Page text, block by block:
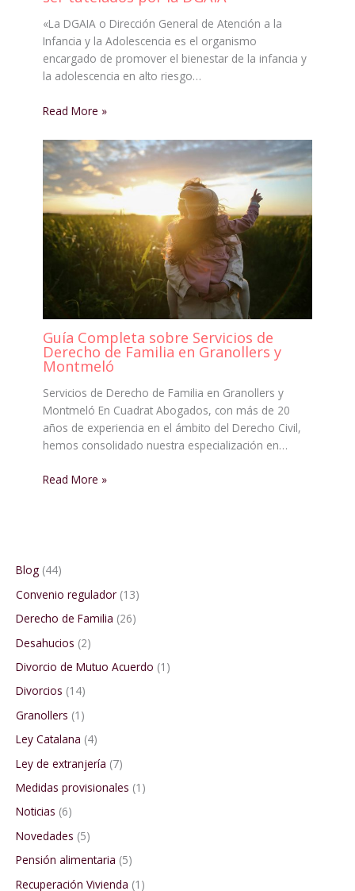
«La DGAIA o Dirección General de Atención a la
Infancia y la Adolescencia es el organismo
encargado de promover el bienestar de la infancia y
la adolescencia en alto riesgo…
Read More »
Guía Completa sobre Servicios de
Derecho de Familia en Granollers y
Montmeló
Servicios de Derecho de Familia en Granollers y
Montmeló En Cuadrat Abogados, con más de 20
años de experiencia en el ámbito del Derecho Civil,
hemos consolidado nuestra especialización en…
Read More »
Blog (44)
Convenio regulador (13)
Derecho de Familia (26)
Desahucios (2)
Divorcio de Mutuo Acuerdo (1)
Divorcios (14)
Granollers (1)
Ley Catalana (4)
Ley de extranjería (7)
Medidas provisionales (1)
Noticias (6)
Novedades (5)
Pensión alimentaria (5)
Recuperación Vivienda (1)